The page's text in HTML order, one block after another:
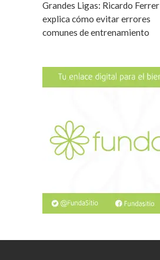
Grandes Ligas: Ricardo Ferrer
explica cómo evitar errores
comunes de entrenamiento